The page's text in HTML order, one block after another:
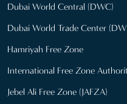
Dubai World Central (DWC)
Dubai World Trade Center
Hamriyah Free Zone
International Free Zone
Jebel Ali Free Zone (JAFZA)